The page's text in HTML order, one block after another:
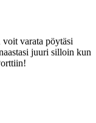
varata pöytäsi
juuri silloin kun